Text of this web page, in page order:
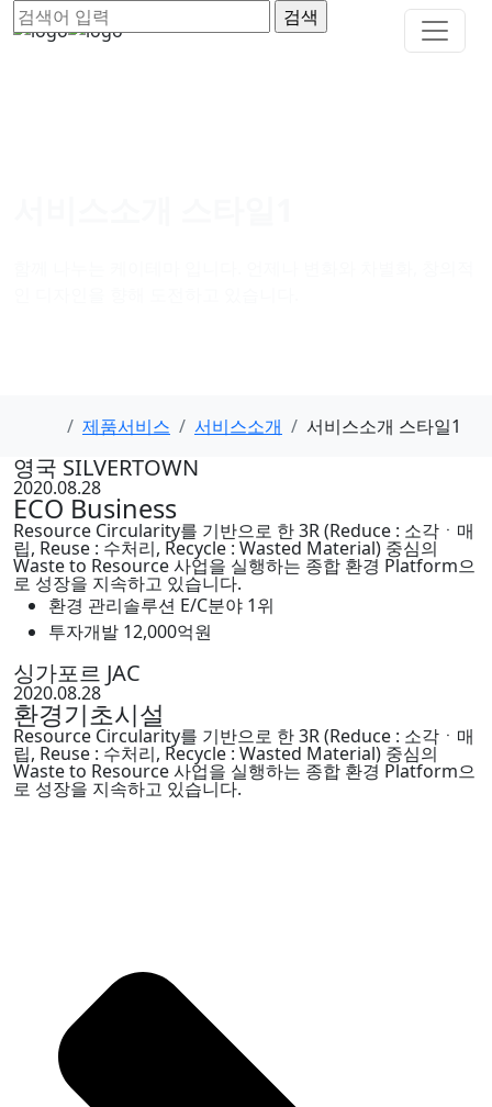
제품서비스 서비스소개 서비스소개 스타일1
영국 SILVERTOWN
2020.08.28
ECO Business
Resource Circularity를 기반으로 한 3R (Reduce : 소각ㆍ매
립, Reuse : 수처리, Recycle : Wasted Material) 중심의
Waste to Resource 사업을 실행하는 종합 환경 Platform으
로 성장을 지속하고 있습니다.
환경 관리솔루션 E/C분야 1위
투자개발 12,000억원
싱가포르 JAC
2020.08.28
환경기초시설
Resource Circularity를 기반으로 한 3R (Reduce : 소각ㆍ매
립, Reuse : 수처리, Recycle : Wasted Material) 중심의
Waste to Resource 사업을 실행하는 종합 환경 Platform으
로 성장을 지속하고 있습니다.